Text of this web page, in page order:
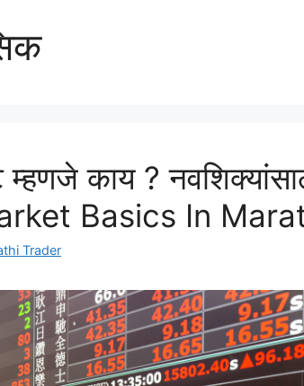
काय ?
Basics In
Trader